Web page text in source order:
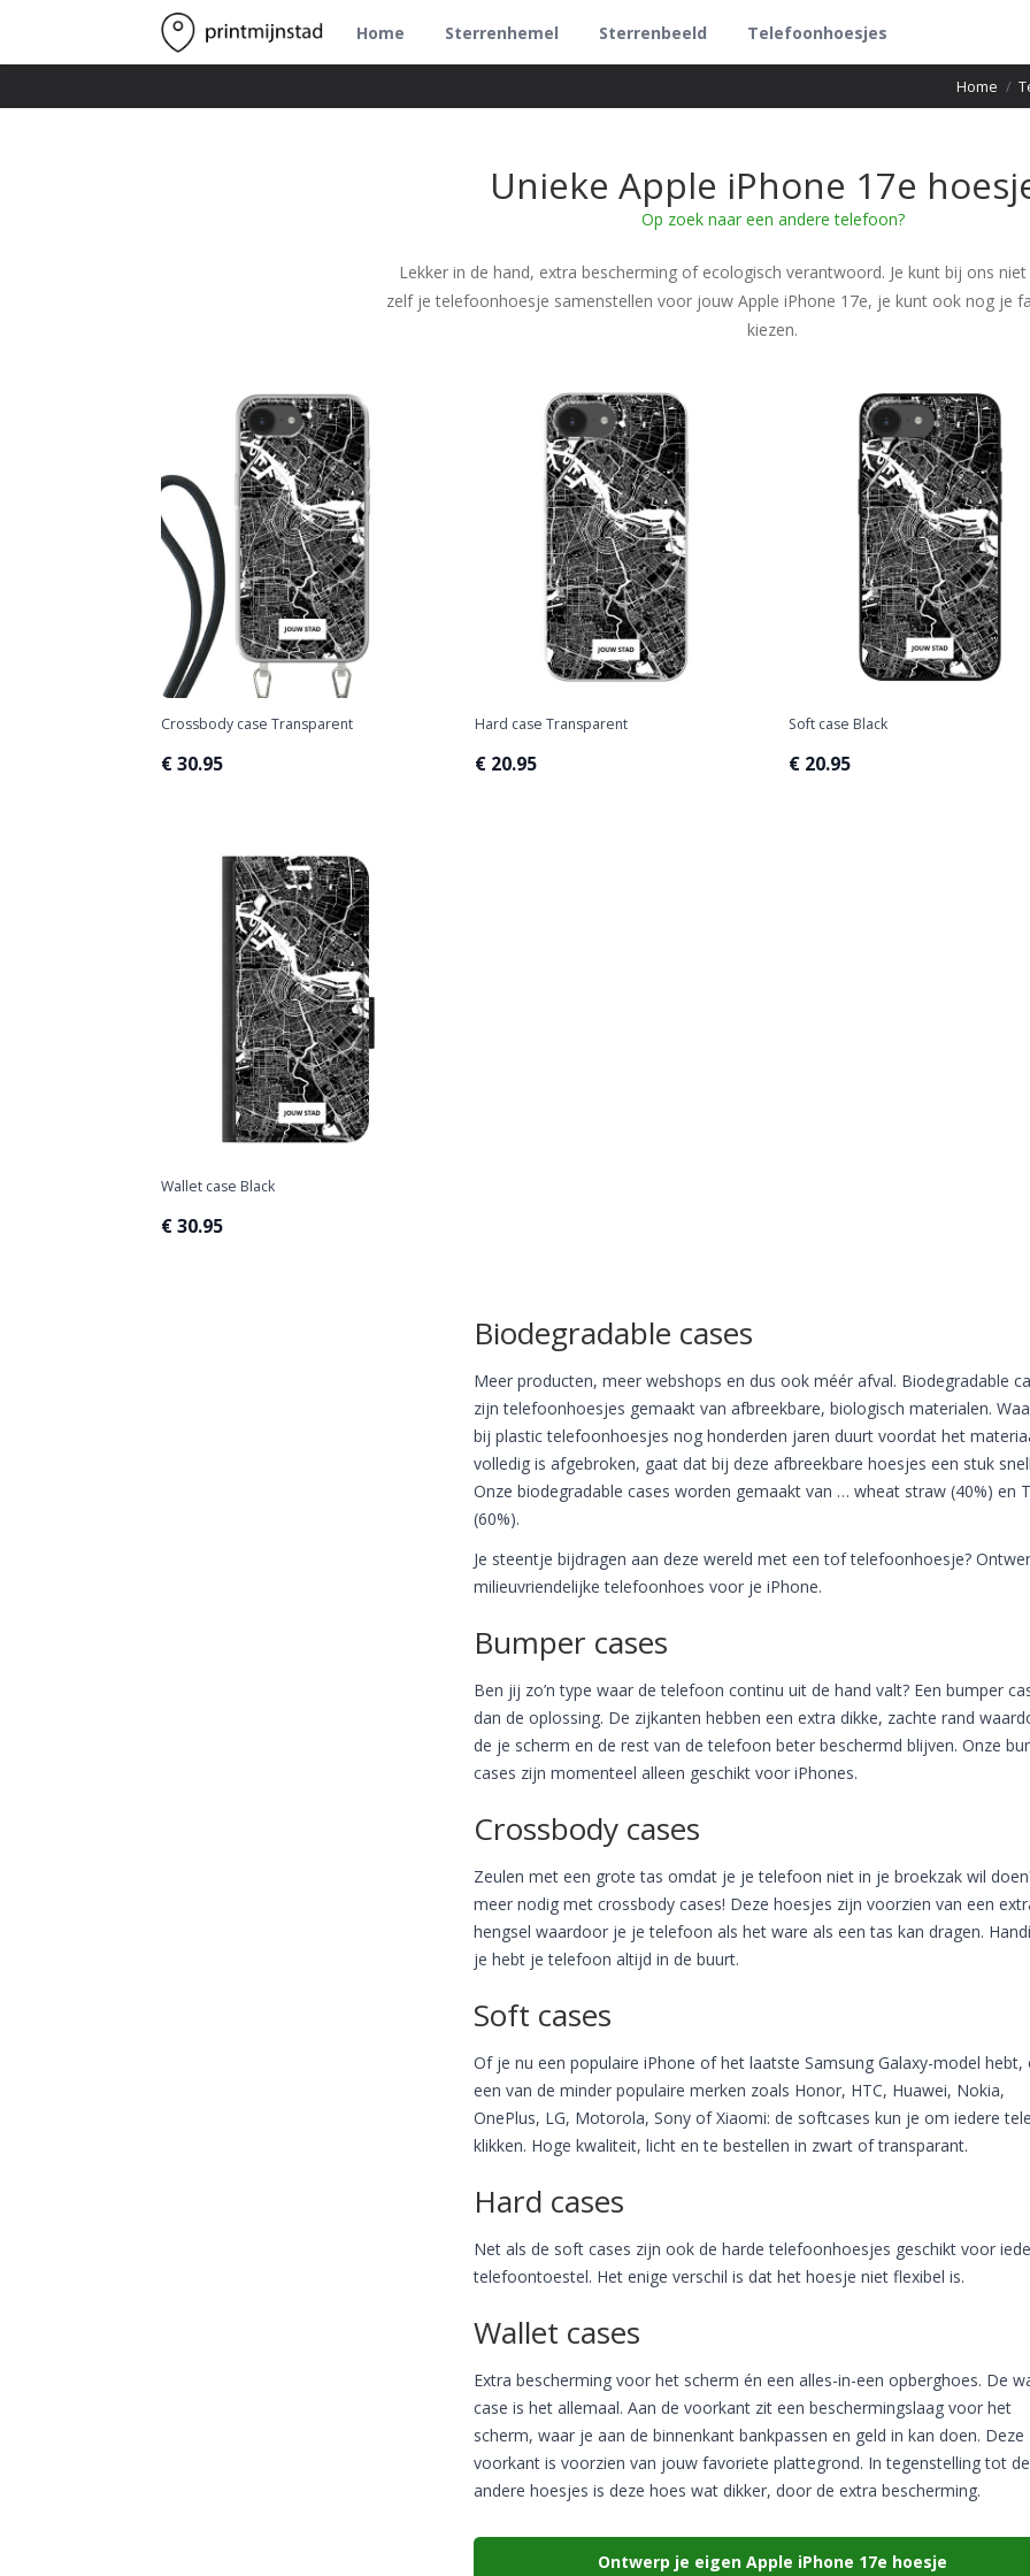
Home Sterrenhemel Sterrenbeeld Telefoonhoesjes
Home /
Unieke Apple iPhone 17e
Op zoek naar een andere telefoon?
Lekker in de hand, extra bescherming of ecologisch verantwoord. Je kunt bij ons
zelf je telefoonhoesje samenstellen voor jouw Apple iPhone 17e, je kunt ook nog je
kiezen.
Crossbody case Transparent
€ 30.95
Hard case Transparent
€ 20.95
Soft case Black
€ 20.95
Wallet case Black
€ 30.95
Biodegradable cases
Meer producten, meer webshops en dus ook méér afval. Biodegradable
zijn telefoonhoesjes gemaakt van afbreekbare, biologisch materialen.
bij plastic telefoonhoesjes nog honderden jaren duurt voordat het
volledig is afgebroken, gaat dat bij deze afbreekbare hoesjes een stuk
Onze biodegradable cases worden gemaakt van … wheat straw (40%) en
(60%).
Je steentje bijdragen aan deze wereld met een tof telefoonhoesje?
milieuvriendelijke telefoonhoes voor je iPhone.
Bumper cases
Ben jij zo’n type waar de telefoon continu uit de hand valt? Een bumper
dan de oplossing. De zijkanten hebben een extra dikke, zachte rand
de je scherm en de rest van de telefoon beter beschermd blijven. Onze
cases zijn momenteel alleen geschikt voor iPhones.
Crossbody cases
Zeulen met een grote tas omdat je je telefoon niet in je broekzak wil
meer nodig met crossbody cases! Deze hoesjes zijn voorzien van een
hengsel waardoor je je telefoon als het ware als een tas kan dragen.
je hebt je telefoon altijd in de buurt.
Soft cases
Of je nu een populaire iPhone of het laatste Samsung Galaxy-model hebt,
een van de minder populaire merken zoals Honor, HTC, Huawei, Nokia,
OnePlus, LG, Motorola, Sony of Xiaomi: de softcases kun je om iedere
klikken. Hoge kwaliteit, licht en te bestellen in zwart of transparant.
Hard cases
Net als de soft cases zijn ook de harde telefoonhoesjes geschikt voor
telefoontoestel. Het enige verschil is dat het hoesje niet flexibel is.
Wallet cases
Extra bescherming voor het scherm én een alles-in-een opberghoes. De
case is het allemaal. Aan de voorkant zit een beschermingslaag voor het
scherm, waar je aan de binnenkant bankpassen en geld in kan doen. Deze
voorkant is voorzien van jouw favoriete plattegrond. In tegenstelling tot de
andere hoesjes is deze hoes wat dikker, door de extra bescherming.
Ontwerp je eigen Apple iPhone 17e hoesje